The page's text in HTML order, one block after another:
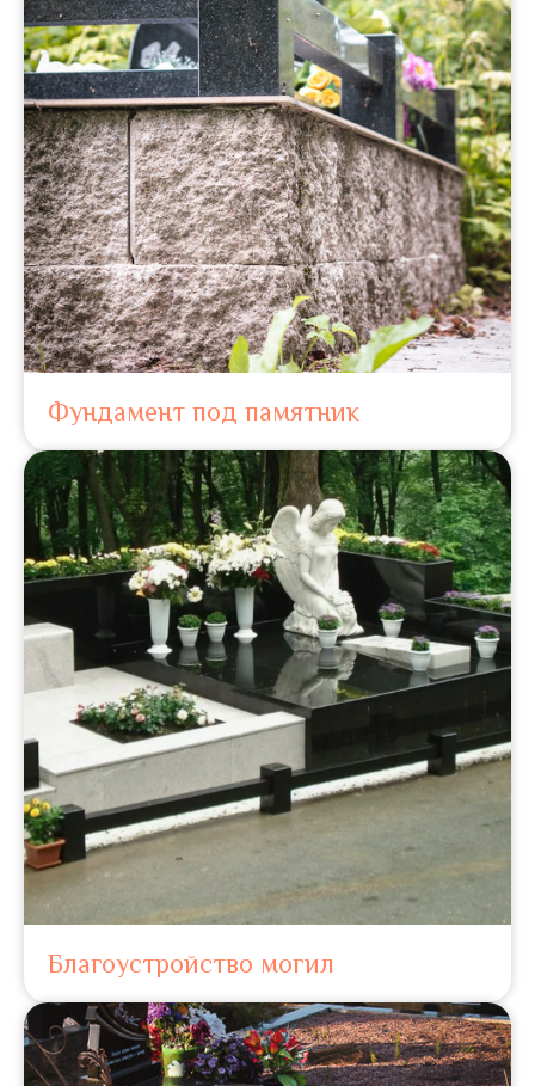
Фундамент под памятник
Благоустройство могил